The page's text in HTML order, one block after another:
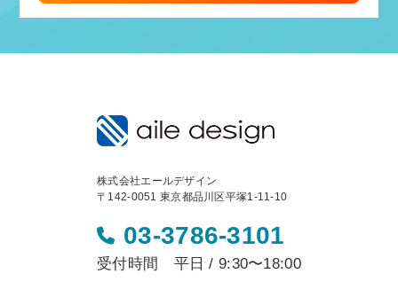
株式会社エールデザイン
〒142-0051 東京都品川区平塚1-11-10
03-3786-3101
受付時間 平日 / 9:30〜18:00